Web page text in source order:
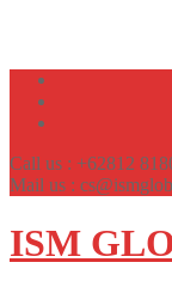
Call us : +62812
Mail us :
ISM